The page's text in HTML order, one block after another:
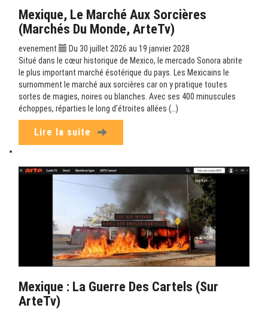
Mexique, Le Marché Aux Sorcières
(Marchés Du Monde, ArteTv)
evenement
Du 30 juillet 2026 au 19 janvier 2028
Situé dans le cœur historique de Mexico, le mercado Sonora abrite
le plus important marché ésotérique du pays. Les Mexicains le
surnomment le marché aux sorcières car on y pratique toutes
sortes de magies, noires ou blanches. Avec ses 400 minuscules
échoppes, réparties le long d’étroites allées (…)
Lire la suite
Mexique : La Guerre Des Cartels (sur
ArteTv)